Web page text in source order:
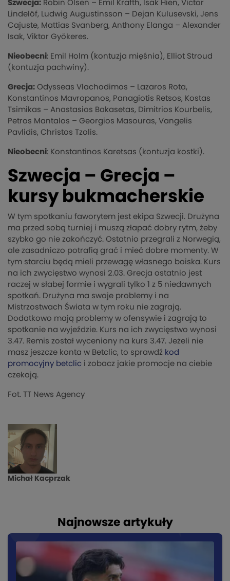
Szwecja: Robin Olsen – Emil Krafth, Isak Hien, Victor
Lindelöf, Ludwig Augustinsson – Dejan Kulusevski, Jens
Cajuste, Mattias Svanberg, Anthony Elanga – Alexander
Isak, Viktor Gyökeres.
Nieobecni: Emil Holm (kontuzja mięśnia), Elliot Stroud
(kontuzja pachwiny).
Grecja: Odysseas Vlachodimos – Lazaros Rota,
Konstantinos Mavropanos, Panagiotis Retsos, Kostas
Tsimikas – Anastasios Bakasetas, Dimitrios Kourbelis,
Petros Mantalos – Georgios Masouras, Vangelis
Pavlidis, Christos Tzolis.
Nieobecni: Konstantinos Karetsas (kontuzja kostki).
Szwecja – Grecja –
kursy bukmacherskie
W tym spotkaniu faworytem jest ekipa Szwecji. Drużyna
ma przed sobą turniej i muszą złapać dobry rytm, żeby
szybko go nie zakończyć. Ostatnio przegrali z Norwegią,
ale zasadniczo potrafią grać i mieć dobre momenty. W
tym starciu będą mieli przewagę własnego boiska. Kurs
na ich zwycięstwo wynosi 2.03. Grecja ostatnio jest
raczej w słabej formie i wygrali tylko 1 z 5 niedawnych
spotkań. Drużyna ma swoje problemy i na
Mistrzostwach Świata w tym roku nie zagrają.
Dodatkowo mają problemy w ofensywie i zagrają to
spotkanie na wyjeździe. Kurs na ich zwycięstwo wynosi
3.47. Remis został wyceniony na kurs 3.47. Jeżeli nie
masz jeszcze konta w Betclic, to sprawdź kod
promocyjny betclic i zobacz jakie promocje na ciebie
czekają.
Fot. TT News Agency
Michał Kacprzak
Najnowsze artykuły